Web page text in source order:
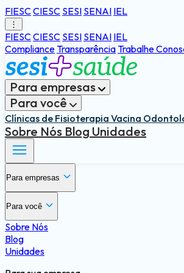
FIESCCIESC SESI SENAI IEL
⋮
FIESCCIESC SESI SENAI IEL
ComplianceTransparênciaTrabalhe
Para empresas
Para você
Clínicas de Fisioterapia Vacina
Sobre Nós Blog Unidades
Para empresas
Saúde e segurança do trabalho
Gestão e Estratégia
Medicina e Saúde Ocupacional
Benefícios para o trabalhador
Saúde Integral e Preventiva
Para você
Sobre Nós
Blog
Unidades